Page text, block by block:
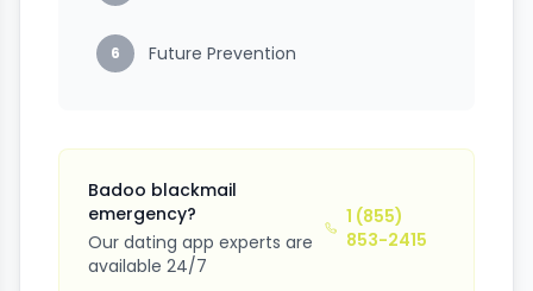
6 Future Prevention
Badoo blackmail
emergency?
Our dating app experts are
available 24/7
1 (855)
853-2415